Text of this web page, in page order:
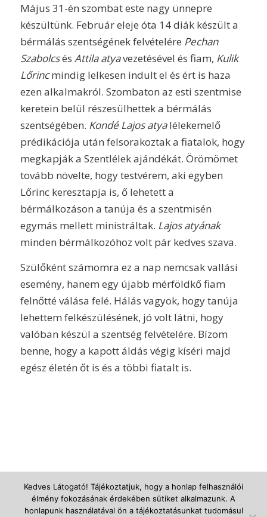
Május 31-én szombat este nagy ünnepre
készültünk. Február eleje óta 14 diák készült a
bérmálás szentségének felvételére Pechan
Szabolcsés Attila atyavezetésével és fiam, Kulik
Lőrincmindig lelkesen indult el és ért is haza
ezen alkalmakról. Szombaton az esti szentmise
keretein belül részesülhettek a bérmálás
szentségében. Kondé Lajos atyalélekemelő
prédikációja után felsorakoztak a fiatalok, hogy
megkapják a Szentlélek ajándékát. Örömömet
tovább növelte, hogy testvérem, aki egyben
Lőrinc keresztapja is, ő lehetett a
bérmálkozáson a tanúja és a szentmisén
egymás mellett ministráltak. Lajos atyának
minden bérmálkozóhoz volt pár kedves szava.
Szülőként számomra ez a nap nemcsak vallási
esemény, hanem egy újabb mérföldkő fiam
felnőtté válása felé. Hálás vagyok, hogy tanúja
lehettem felkészülésének, jó volt látni, hogy
valóban készül a szentség felvételére. Bízom
benne, hogy a kapott áldás végig kíséri majd
egész életén őt is és a többi fiatalt is.
© Újszegedi Árpádházi Szent Erzsébet Plébánia - powered by Enfold
Kedves Látogató! Tájékoztatjuk, hogy a honlap felhasználói
élmény fokozásának érdekében sütiket alkalmazunk. A
honlapunk használatával ön a tájékoztatásunkat tudomásul